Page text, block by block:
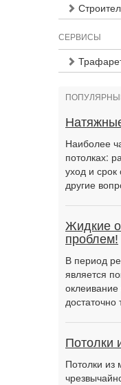
СЕРВИСЫ
Наиболее
потолках:
уход и
другие
Жидкие
проблем!
В период
является
достаточно
Потолки
Потолки из